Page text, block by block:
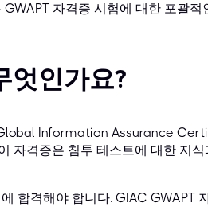
자격증 시험에 대한 포괄적
엇인가요?
Information Assurance
자격증은 침투 테스트에 대한 지식
합격해야 합니다. GIAC GWAPT